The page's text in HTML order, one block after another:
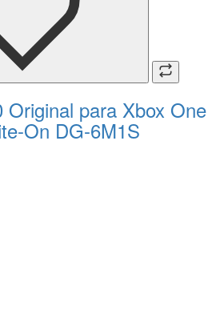
Original para Xbox One
On DG-6M1S